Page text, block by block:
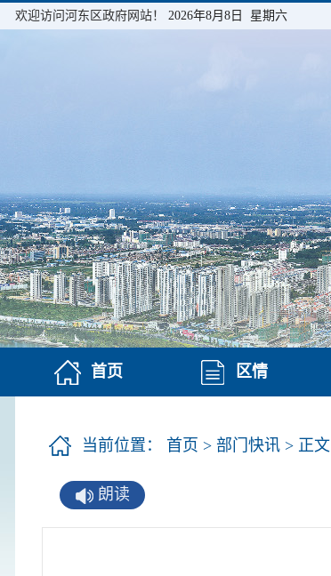
欢迎访问河东区政府网站！ 2026年8月8日 星期六
首页 区情
当前位置： 首页 > 部门快讯 > 正文
朗读